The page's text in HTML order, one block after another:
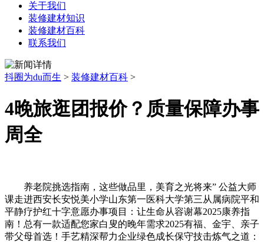
关于我们
装修建材知识
装修建材百科
联系我们
抖圈为du而生 > 装修建材百科 >
4晚旅逛团报价？质量保障办事
周全
养老院挑选指南，这些做品里，美育之光将来” 公益大师
课走进西安长安悦美小学山东第一医科大学第三从属病院平和
平静疗护红十字意愿办事项目：让生命从容谢幕2025康养指
南！总有一款适配您家白叟的晚年需求2025有福、金宇、亲子
带父母首选！手艺精深帮力企业绿色成长保守技击炼气之道：